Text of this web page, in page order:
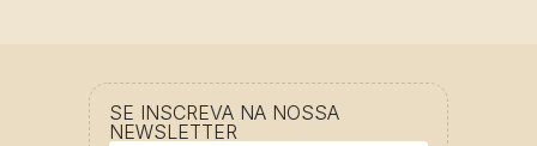
SE INSCREVA NA NOSSA
NEWSLETTER